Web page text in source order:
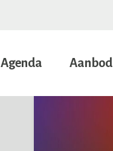
Agenda Aanbod